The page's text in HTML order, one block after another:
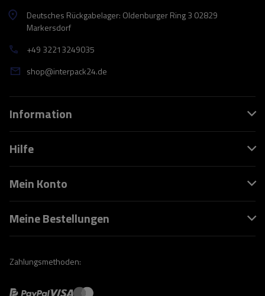
Deutsches Rückgabelager: Oldenburger Ring 3 02829
Markersdorf
+49 32213249035
shop@interpack24.de
Information
Hilfe
Mein Konto
Meine Bestellungen
Zahlungsmethoden: